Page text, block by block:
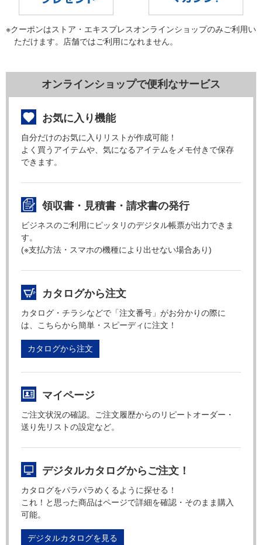
※クーポンはストア・エキスプレスオンラインショップのみご利用い
ただけます。店舗ではご利用になれません。
オンラインショップで便利なサービス
お気に入り機能
自分だけのお気に入りリストが作成可能！
よく買うアイテムや、気になるアイテムをメモ付きで保存
できます。
領収書・見積書・請求書の発行
ビジネスのご利用にピッタリのデジタル帳票が出力できま
す。
(※支払方法・スマホの機種により出せない場合あり)
カタログから注文
カタログ・チラシなどで「注文番号」がお分かりの際に
は、こちらから簡単・スピーディに注文！
カタログから注文
マイページ
ご注文状況の確認。ご注文履歴からのリピートオーダー・
送り先リストの設定など。
デジタルカタログからご注文！
カタログをパラパラめくるように探せる！
これ！と思った商品はページで詳細を確認・そのまま購入
可能。
デジタルカタログを見る